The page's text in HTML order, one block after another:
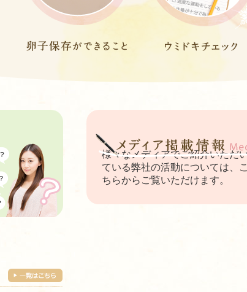
様々なメディアでご紹介いただ
ている弊社の活動については、こ
ちらからご覧いただけます。